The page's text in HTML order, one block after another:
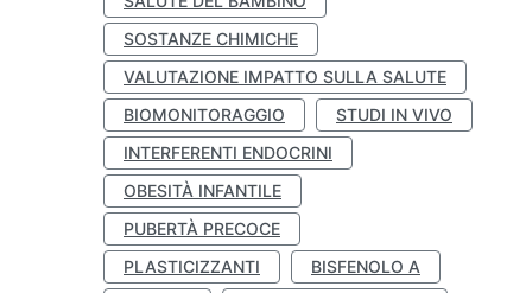
SOSTANZE CHIMICHE
VALUTAZIONE IMPATTO SULLA SALUTE
BIOMONITORAGGIO
STUDI IN VIVO
INTERFERENTI ENDOCRINI
OBESITÀ INFANTILE
PUBERTÀ PRECOCE
PLASTICIZZANTI
BISFENOLO A